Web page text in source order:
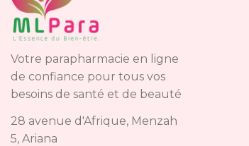
Votre parapharmacie en ligne
de confiance pour tous vos
besoins de santé et de beauté
28 avenue d'Afrique, Menzah
5, Ariana